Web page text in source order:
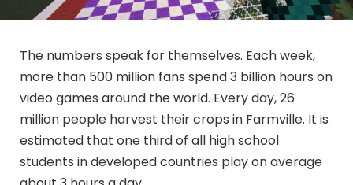
The numbers speak for themselves. Each week,
more than 500 million fans spend 3 billion hours on
video games around the world. Every day, 26
million people harvest their crops in Farmville. It is
estimated that one third of all high school
students in developed countries play on average